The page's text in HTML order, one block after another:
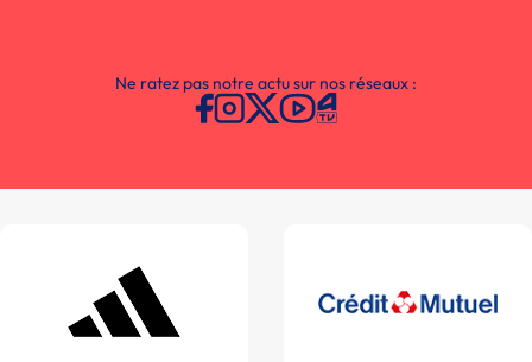
Ne ratez pas notre actu sur nos réseaux :